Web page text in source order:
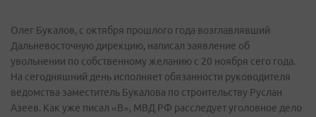
Олег Букалов, с октября прошлого года возглавлявший
Дальневосточную дирекцию, написал заявление об
увольнении по собственному желанию с 20 ноября сего года.
На сегодняшний день исполняет обязанности руководителя
ведомства заместитель Букалова по строительству Руслан
Азеев. Как уже писал «В», МВД РФ расследует уголовное дело